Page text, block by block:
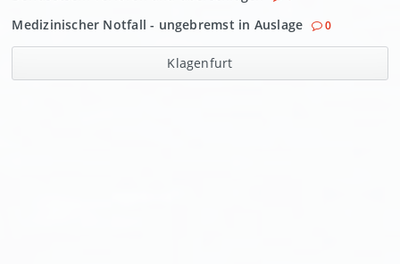
Medizinischer Notfall - ungebremst in Auslage 0
Klagenfurt